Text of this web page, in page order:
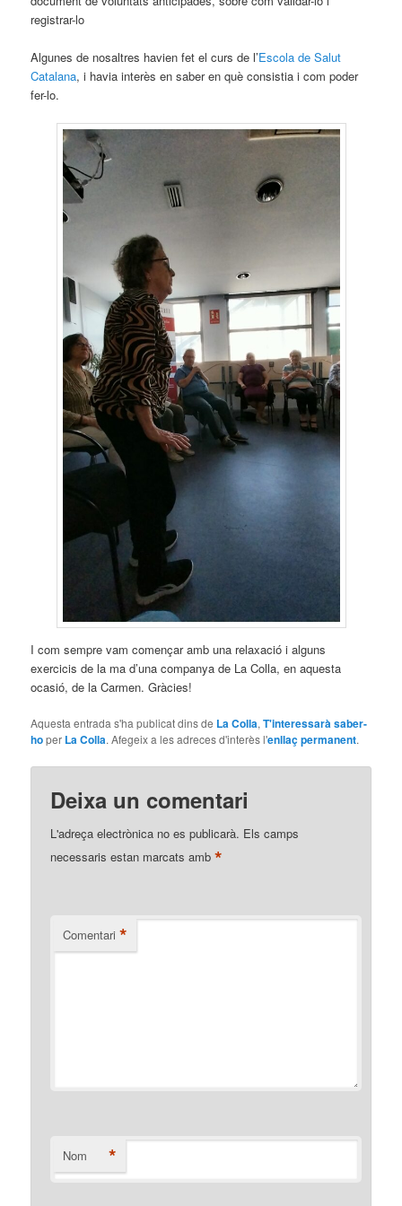
registrar-lo
Algunes de nosaltres havien fet el curs de l’Escola de Salut
Catalana, i havia interès en saber en què consistia i com poder
fer-lo.
I com sempre vam començar amb una relaxació i alguns
exercicis de la ma d’una companya de La Colla, en aquesta
ocasió, de la Carmen. Gràcies!
Aquesta entrada s'ha publicat dins de La Colla,T'interessarà saber-
hoper La Colla. Afegeix a les adreces d'interès l'enllaç permanent.
Deixa un comentari
L'adreça electrònica no es publicarà. Els camps
necessaris estan marcats amb*
Comentari *
Nom *